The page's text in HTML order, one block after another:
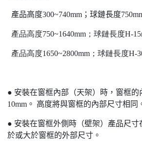
產品高度300~740mm ；球鏈長度
產品高度750~1640mm ；球鏈長度H-
產品高度1650~2800mm ；球鏈長度H-
● 安裝在窗框內部（天架）時，窗框的
10mm 。 高度將與窗框的內部尺寸相同
● 安裝在窗框外側時（壁架）產品尺寸
於或大於窗框的外部尺寸。